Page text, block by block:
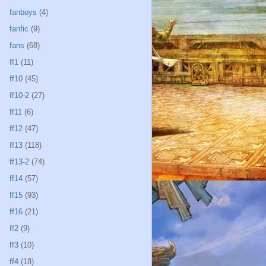
fanboys (4)
fanfic (9)
fans (68)
ff1 (11)
ff10 (45)
ff10-2 (27)
ff11 (6)
ff12 (47)
ff13 (118)
ff13-2 (74)
ff14 (57)
ff15 (93)
ff16 (21)
ff2 (9)
ff3 (10)
ff4 (18)